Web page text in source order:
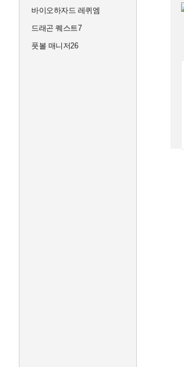
바이오하자드 레퀴엠
드래곤 퀘스트7
풋볼 매니저26